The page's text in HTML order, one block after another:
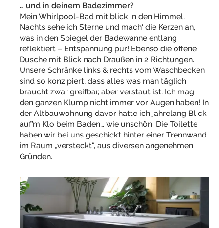
… und in deinem Badezimmer?
Mein Whirlpool-Bad mit blick in den Himmel.
Nachts sehe ich Sterne und mach‘ die Kerzen an,
was in den Spiegel der Badewanne entlang
reflektiert – Entspannung pur! Ebenso die offene
Dusche mit Blick nach Draußen in 2 Richtungen.
Unsere Schränke links & rechts vom Waschbecken
sind so konzipiert, dass alles was man täglich
braucht zwar greifbar, aber verstaut ist. Ich mag
den ganzen Klump nicht immer vor Augen haben! In
der Altbauwohnung davor hatte ich jahrelang Blick
auf’m Klo beim Baden… wie unschön! Die Toilette
haben wir bei uns geschickt hinter einer Trennwand
im Raum „versteckt“, aus diversen angenehmen
Gründen.